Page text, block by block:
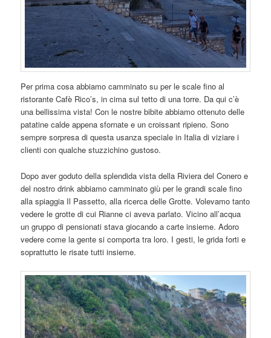
Per prima cosa abbiamo camminato su per le scale fino al
ristorante Cafè Rico’s, in cima sul tetto di una torre. Da qui c’è
una bellissima vista! Con le nostre bibite abbiamo ottenuto delle
patatine calde appena sfornate e un croissant ripieno. Sono
sempre sorpresa di questa usanza speciale in Italia di viziare i
clienti con qualche stuzzichino gustoso.
Dopo aver goduto della splendida vista della Riviera del Conero e
del nostro drink abbiamo camminato giù per le grandi scale fino
alla spiaggia Il Passetto, alla ricerca delle Grotte. Volevamo tanto
vedere le grotte di cui Rianne ci aveva parlato. Vicino all’acqua
un gruppo di pensionati stava giocando a carte insieme. Adoro
vedere come la gente si comporta tra loro. I gesti, le grida forti e
soprattutto le risate tutti insieme.